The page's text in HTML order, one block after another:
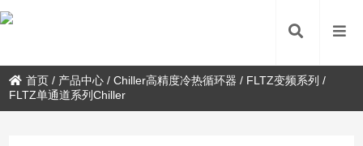
首页 / 产品中心 /Chiller高精度冷热循环器 / FLTZ变频系列 /
FLTZ单通道系列Chiller